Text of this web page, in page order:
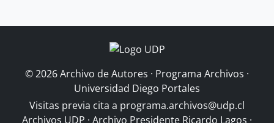
© 2026 Archivo de Autores · Programa Archivos ·
Universidad Diego Portales
Visitas previa cita a programa.archivos@udp.cl
Archivos UDP · Archivo Presidente Ricardo Lagos ·